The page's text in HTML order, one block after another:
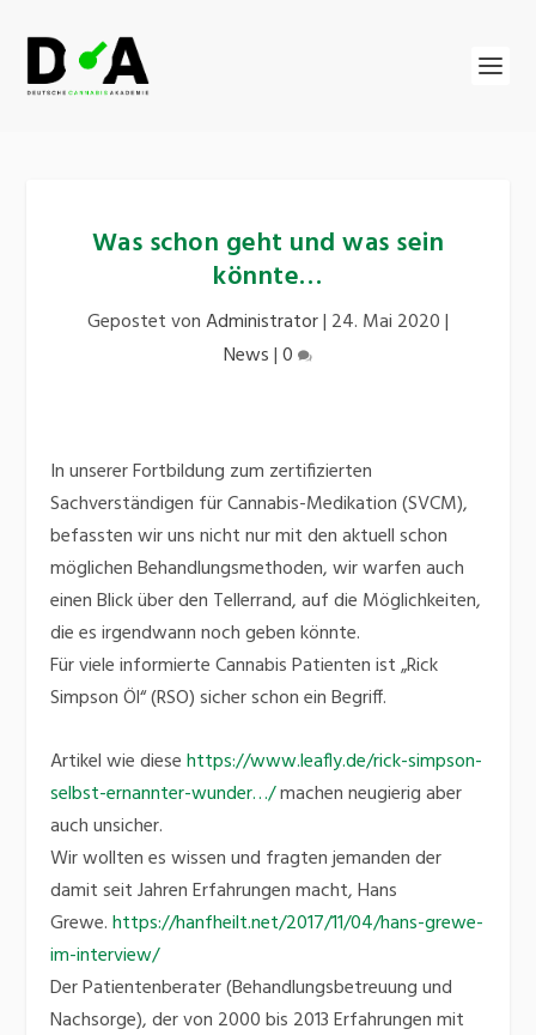
Was schon geht und was sein
könnte…
Gepostet vonAdministrator| 24. Mai 2020|
News|0
In unserer Fortbildung zum zertifizierten
Sachverständigen für Cannabis-Medikation (SVCM),
befassten wir uns nicht nur mit den aktuell schon
möglichen Behandlungsmethoden, wir warfen auch
einen Blick über den Tellerrand, auf die Möglichkeiten,
die es irgendwann noch geben könnte.
Für viele informierte Cannabis Patienten ist „Rick
Simpson Öl“ (RSO) sicher schon ein Begriff.
Artikel wie diesehttps://www.leafly.de/rick-simpson-
selbst-ernannter-wunder…/machen neugierig aber
auch unsicher.
Wir wollten es wissen und fragten jemanden der
damit seit Jahren Erfahrungen macht, Hans
Grewe.https://hanfheilt.net/2017/11/04/hans-grewe-
im-interview/
Der Patientenberater (Behandlungsbetreuung und
Nachsorge), der von 2000 bis 2013 Erfahrungen mit